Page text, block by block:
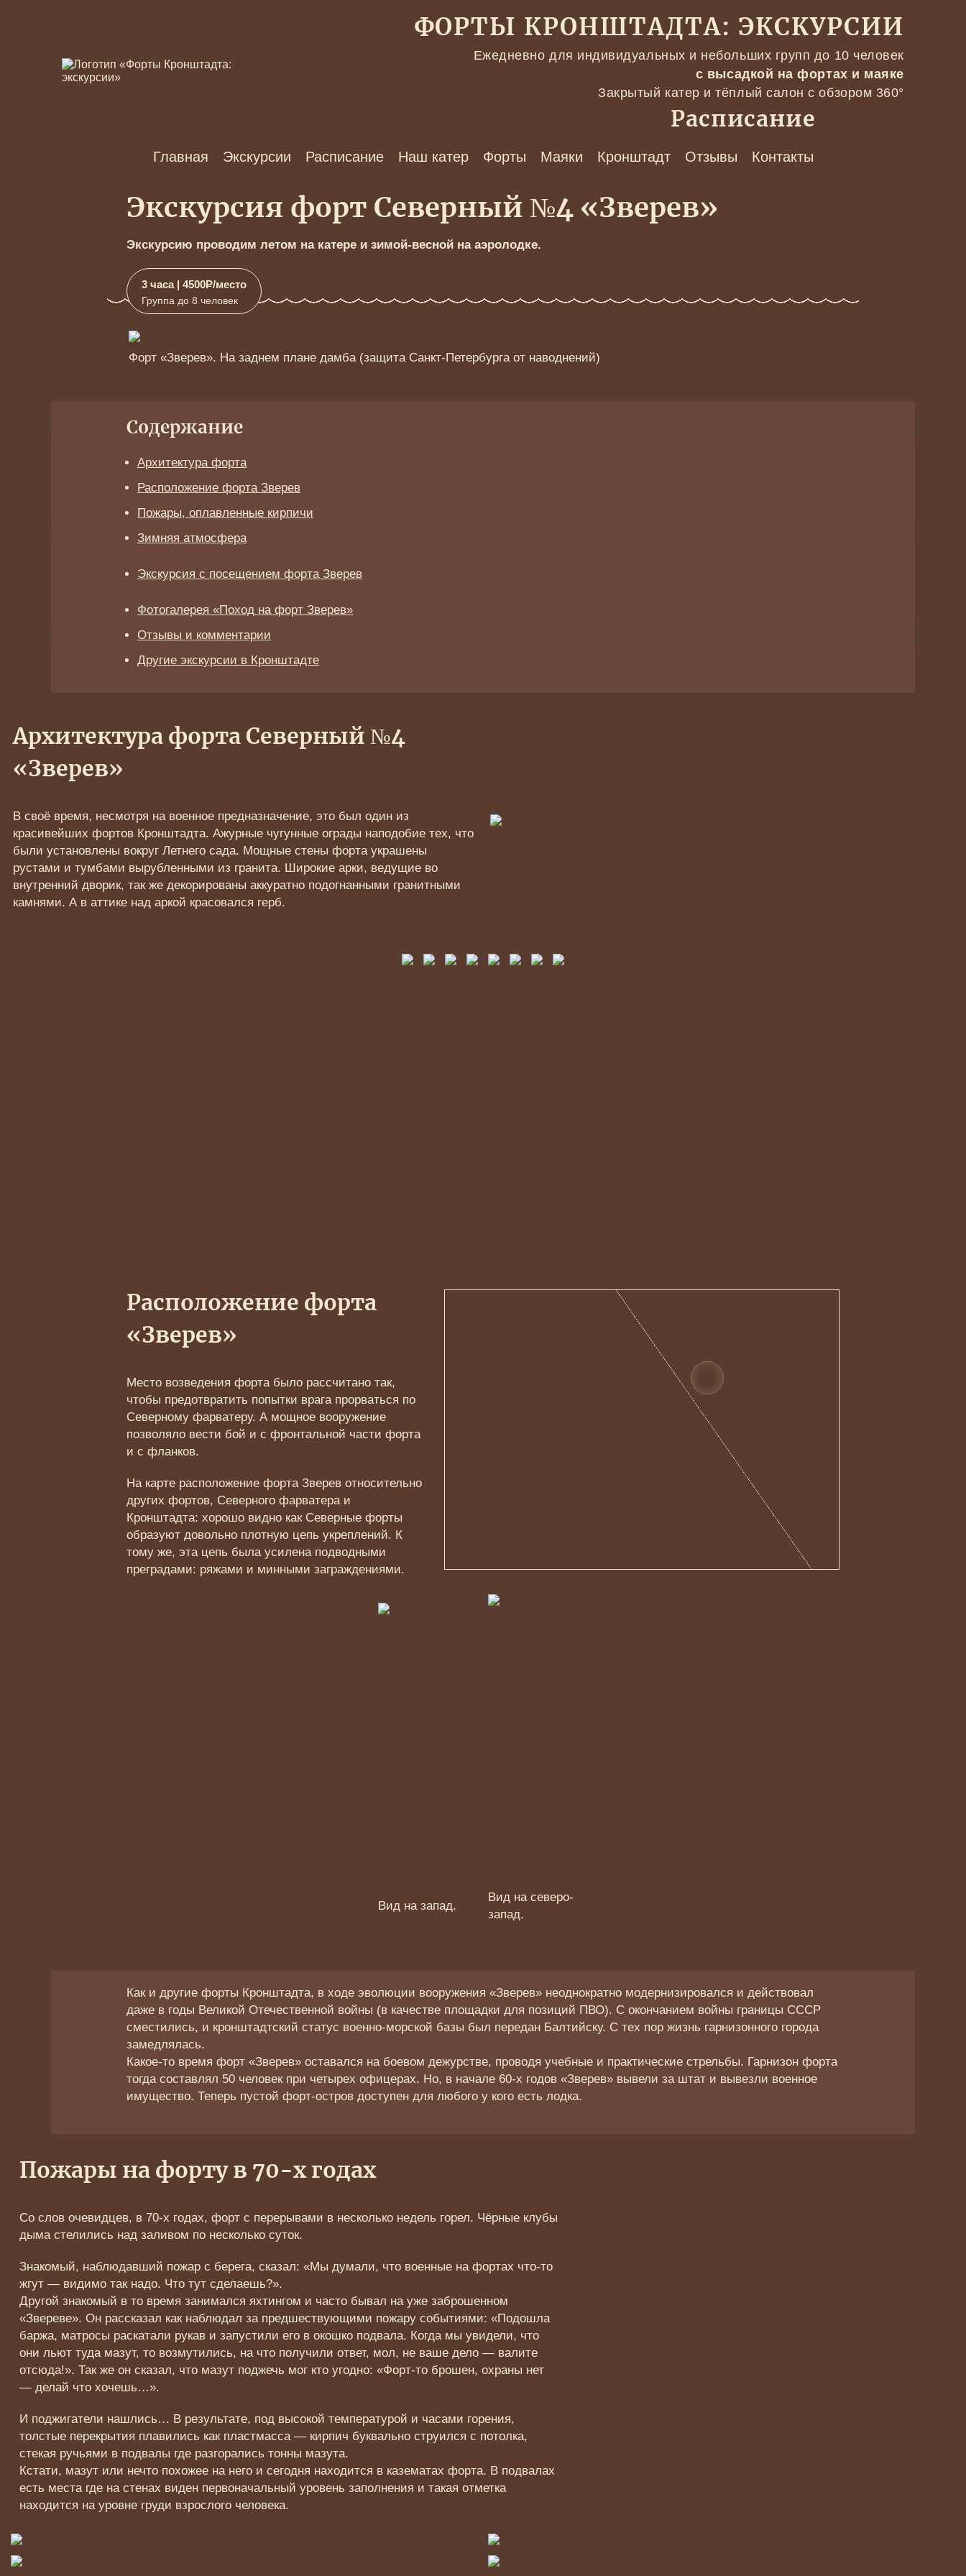
ФОРТЫ КРОНШТАДТА: ЭКСКУРСИИ
Ежедневно для индивидуальных и небольших групп до 10 человек
с высадкой на фортах и маяке
Закрытый катер и тёплый салон с обзором 360°
Расписание
Главная Экскурсии Расписание Наш катер Форты Маяки Кронштадт Отзывы Контакты
Экскурсия форт Северный №4 «Зверев»
Экскурсию проводим летом на катере и зимой-весной на аэролодке.
3 часа | 4500Р/место
Группа до 8 человек
Форт «Зверев». На заднем плане дамба (защита Санкт-Петербурга от наводнений)
Содержание
Архитектура форта
Расположение форта Зверев
Пожары, оплавленные кирпичи
Зимняя атмосфера
Экскурсия с посещением форта Зверев
Фотогалерея «Поход на форт Зверев»
Отзывы и комментарии
Другие экскурсии в Кронштадте
Архитектура форта Северный №4
«Зверев»
В своё время, несмотря на военное предназначение, это был один из
красивейших фортов Кронштадта. Ажурные чугунные ограды наподобие тех, что
были установлены вокруг Летнего сада. Мощные стены форта украшены
рустами и тумбами вырубленными из гранита. Широкие арки, ведущие во
внутренний дворик, так же декорированы аккуратно подогнанными гранитными
камнями. А в аттике над аркой красовался герб.
Расположение форта
«Зверев»
Место возведения форта было рассчитано так,
чтобы предотвратить попытки врага прорваться по
Северному фарватеру. А мощное вооружение
позволяло вести бой и с фронтальной части форта
и с фланков.
На карте расположение форта Зверев относительно
других фортов, Северного фарватера и
Кронштадта: хорошо видно как Северные форты
образуют довольно плотную цепь укреплений. К
тому же, эта цепь была усилена подводными
преградами: ряжами и минными заграждениями.
Вид на запад.
Вид на северо-
запад.
Как и другие форты Кронштадта, в ходе эволюции вооружения «Зверев» неоднократно модернизировался и действовал
даже в годы Великой Отечественной войны (в качестве площадки для позиций ПВО). С окончанием войны границы СССР
сместились, и кронштадтский статус военно-морской базы был передан Балтийску. С тех пор жизнь гарнизонного города
замедлялась.
Какое-то время форт «Зверев» оставался на боевом дежурстве, проводя учебные и практические стрельбы. Гарнизон форта
тогда составлял 50 человек при четырех офицерах. Но, в начале 60-х годов «Зверев» вывели за штат и вывезли военное
имущество. Теперь пустой форт-остров доступен для любого у кого есть лодка.
Пожары на форту в 70-х годах
Со слов очевидцев, в 70-х годах, форт с перерывами в несколько недель горел. Чёрные клубы
дыма стелились над заливом по несколько суток.
Знакомый, наблюдавший пожар с берега, сказал: «Мы думали, что военные на фортах что-то
жгут — видимо так надо. Что тут сделаешь?».
Другой знакомый в то время занимался яхтингом и часто бывал на уже заброшенном
«Звереве». Он рассказал как наблюдал за предшествующими пожару событиями: «Подошла
баржа, матросы раскатали рукав и запустили его в окошко подвала. Когда мы увидели, что
они льют туда мазут, то возмутились, на что получили ответ, мол, не ваше дело — валите
отсюда!». Так же он сказал, что мазут поджечь мог кто угодно: «Форт-то брошен, охраны нет
— делай что хочешь…».
И поджигатели нашлись… В результате, под высокой температурой и часами горения,
толстые перекрытия плавились как пластмасса — кирпич буквально струился с потолка,
стекая ручьями в подвалы где разгорались тонны мазута.
Кстати, мазут или нечто похожее на него и сегодня находится в казематах форта. В подвалах
есть места где на стенах виден первоначальный уровень заполнения и такая отметка
находится на уровне груди взрослого человека.